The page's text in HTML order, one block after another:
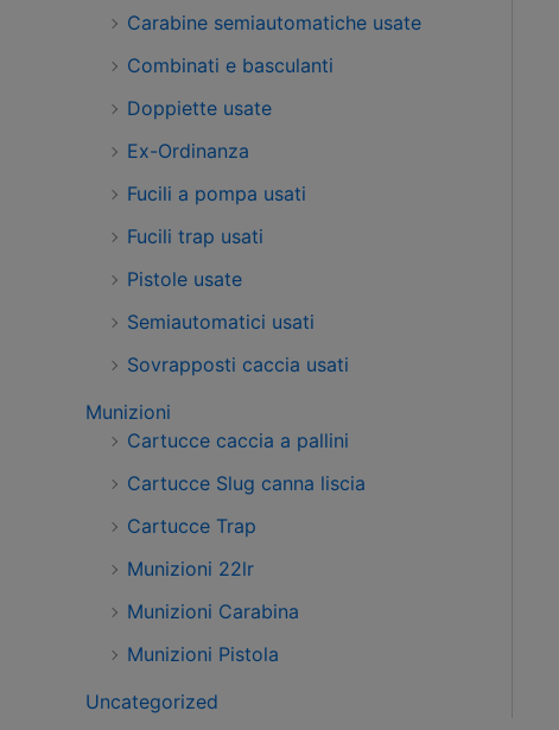
Carabine semiautomatiche usate
Combinati e basculanti
Doppiette usate
Ex-Ordinanza
Fucili a pompa usati
Fucili trap usati
Pistole usate
Semiautomatici usati
Sovrapposti caccia usati
Munizioni
Cartucce caccia a pallini
Cartucce Slug canna liscia
Cartucce Trap
Munizioni 22lr
Munizioni Carabina
Munizioni Pistola
Uncategorized